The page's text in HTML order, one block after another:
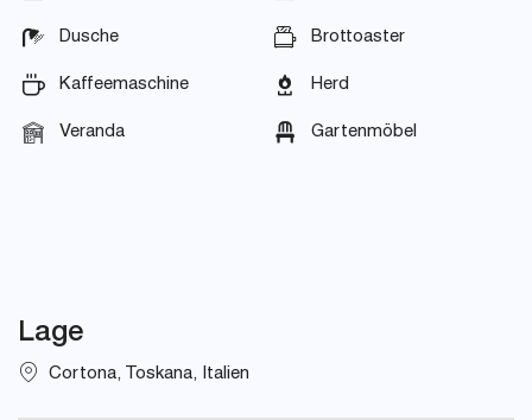
Dusche Brottoaster
Kaffeemaschine Herd
Veranda Gartenmöbel
Lage
Cortona, Toskana, Italien